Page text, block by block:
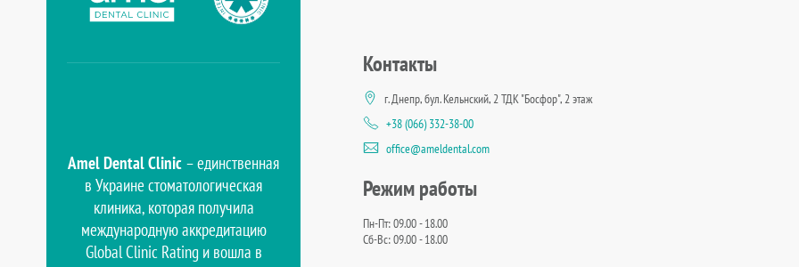
Amel Dental Clinic – единственная
в Украине стоматологическая
клиника, которая получила
международную аккредитацию
Global Clinic Rating и вошла в
Контакты
г. Днепр, бул. Кельнский, 2 ТДК "Босфор", 2 этаж
+38 (066) 332-38-00
office@ameldental.com
Режим работы
Пн-Пт: 09.00 - 18.00
Сб-Вс: 09.00 - 18.00